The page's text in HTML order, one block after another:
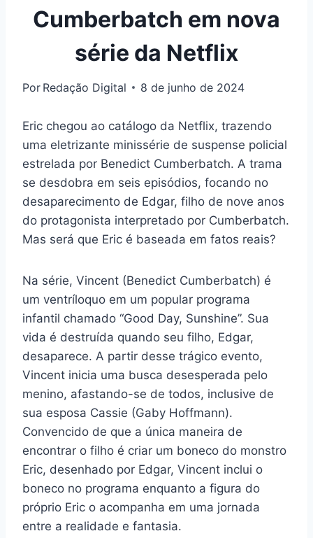
Cumberbatch em nova
série da Netflix
Por Redação Digital 8 de junho de 2024
Eric chegou ao catálogo da Netflix, trazendo
uma eletrizante minissérie de suspense policial
estrelada por Benedict Cumberbatch. A trama
se desdobra em seis episódios, focando no
desaparecimento de Edgar, filho de nove anos
do protagonista interpretado por Cumberbatch.
Mas será que Eric é baseada em fatos reais?
Na série, Vincent (Benedict Cumberbatch) é
um ventríloquo em um popular programa
infantil chamado “Good Day, Sunshine”. Sua
vida é destruída quando seu filho, Edgar,
desaparece. A partir desse trágico evento,
Vincent inicia uma busca desesperada pelo
menino, afastando-se de todos, inclusive de
sua esposa Cassie (Gaby Hoffmann).
Convencido de que a única maneira de
encontrar o filho é criar um boneco do monstro
Eric, desenhado por Edgar, Vincent inclui o
boneco no programa enquanto a figura do
próprio Eric o acompanha em uma jornada
entre a realidade e fantasia.